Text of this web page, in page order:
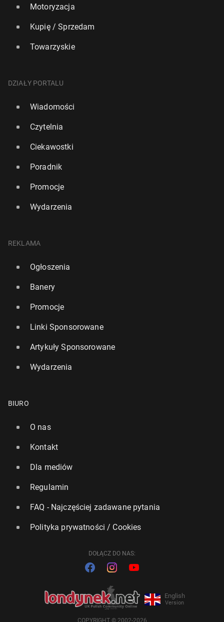
Motoryzacja
Kupię / Sprzedam
Towarzyskie
DZIAŁY PORTALU
Wiadomości
Czytelnia
Ciekawostki
Poradnik
Promocje
Wydarzenia
REKLAMA
Ogłoszenia
Banery
Promocje
Linki Sponsorowane
Artykuły Sponsorowane
Wydarzenia
BIURO
O nas
Kontakt
Dla mediów
Regulamin
FAQ - Najczęściej zadawane pytania
Polityka prywatności / Cookies
DOŁĄCZ DO NAS:
English
Version
COPYRIGHT © 2002-2026